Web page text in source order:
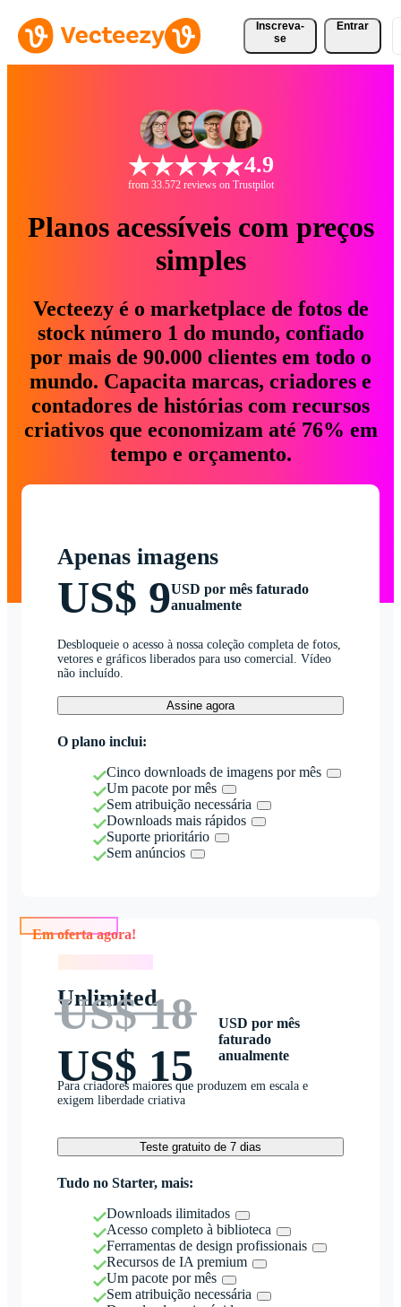
Inscreva-
se
Entrar
4.9
from 33.572 reviews on Trustpilot
Planos acessíveis com preços
simples
Vecteezy é o marketplace de fotos de
stock número 1 do mundo, confiado
por mais de 90.000 clientes em todo o
mundo. Capacita marcas, criadores e
contadores de histórias com recursos
criativos que economizam até 76% em
tempo e orçamento.
Apenas imagens
US$ 9USD por mês faturado
anualmente
Desbloqueie o acesso à nossa coleção completa de fotos,
vetores e gráficos liberados para uso comercial. Vídeo
não incluído.
Assine agora
O plano inclui:
Cinco downloads de imagens por mês
Um pacote por mês
Sem atribuição necessária
Downloads mais rápidos
Suporte prioritário
Sem anúncios
Unlimited
US$ 18
US$ 15
USD por mês
faturado
anualmente
Para criadores maiores que produzem em escala e
exigem liberdade criativa
Teste gratuito de 7 dias
Tudo no Starter, mais:
Downloads ilimitados
Acesso completo à biblioteca
Ferramentas de design profissionais
Recursos de IA premium
Um pacote por mês
Sem atribuição necessária